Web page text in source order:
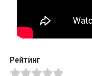
Рейтинг